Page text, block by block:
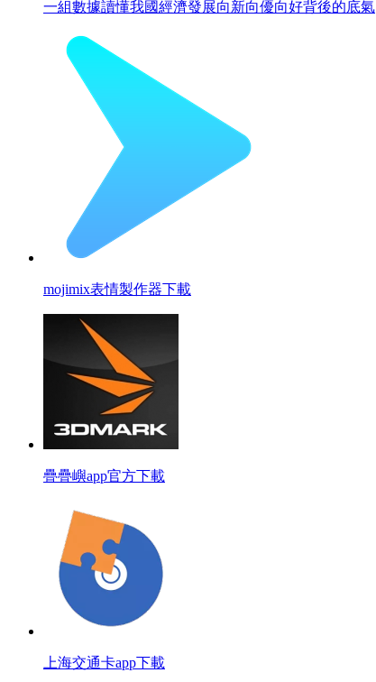
一組數據讀懂我國經濟發展向新向優向好背後的底氣
mojimix表情製作器下載
疊疊嶼app官方下載
上海交通卡app下載